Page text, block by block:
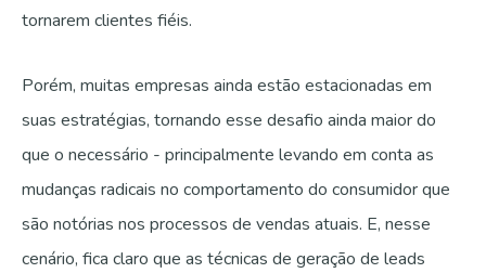
tornarem clientes fiéis.
Porém, muitas empresas ainda estão estacionadas em
suas estratégias, tornando esse desafio ainda maior do
que o necessário - principalmente levando em conta as
mudanças radicais no comportamento do consumidor que
são notórias nos processos de vendas atuais. E, nesse
cenário, fica claro que as técnicas de geração de leads